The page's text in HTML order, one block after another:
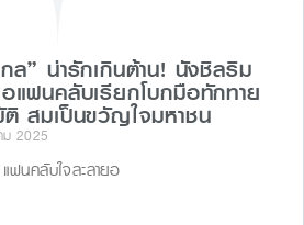
ล” น่ารักเกินต้าน! นั่งชิลริม
แฟนคลับเรียกโบกมือทักทาย
สมเป็นขวัญใจมหาชน
2025
ฟนคลับใจละลายอ